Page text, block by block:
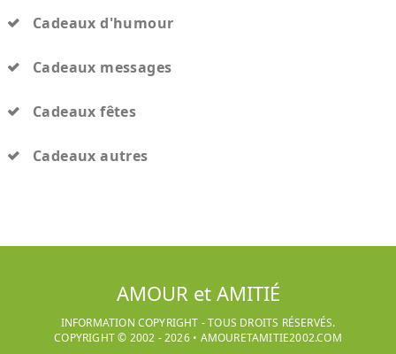
Cadeaux d'humour
Cadeaux messages
Cadeaux fêtes
Cadeaux autres
AMOUR et AMITIÉ
INFORMATION COPYRIGHT - TOUS DROITS RÉSERVÉS.
COPYRIGHT © 2002 -2026• AMOURETAMITIE2002.COM